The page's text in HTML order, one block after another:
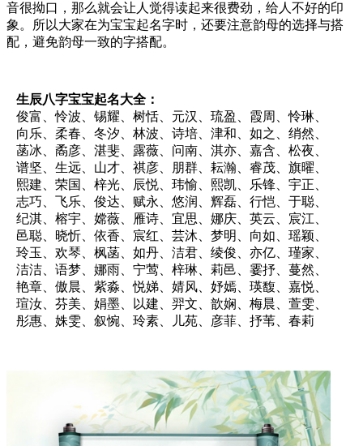
音很拗口，那么就会让人觉得读起来很费劲，给人不好的印
象。所以大家在为宝宝起名字时，还要注意韵母的选择与搭
配，避免韵母一致的字搭配。
生辰八字宝宝起名大全：
俊富、怜波、锡耀、树恬、元汉、琉盈、霞周、怜琳、
向乐、柔春、冬汐、林波、诗培、津和、如之、绡然、
菡冰、矞彦、湛斐、露薇、问南、淇亦、嘉含、松夜、
谱坚、生远、山才、祺彦、朋群、耘瀚、睿茂、旗曜、
熙建、荣国、梓光、辰悦、玮愉、熙凯、乐锋、宇正、
志巧、飞乐、俊达、赋永、悠润、辉磊、行恺、于聪、
纪淇、榕宇、嫦薇、雁诗、宜思、娜庆、英云、宸江、
邑聪、晓忻、依香、宸红、芸沐、梦明、向如、瑶颖、
玲玉、欢琴、枫菡、如丹、洁君、绫俊、亦亿、瑾家、
洁洁、语梦、娜雨、宁莺、梓琳、莉邑、霎抒、蔓然、
艳章、傲晨、紫淼、悦娣、婧风、妤嫣、瑛馥、嘉悦、
瑄汝、芬美、娟墨、以建、羿文、歆娴、梅晨、萱雯、
彤惠、姝雯、叙惋、玲素、儿苑、彦菲、抒苇、春莉